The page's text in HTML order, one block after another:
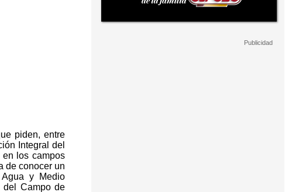
piden, entre
Integral del
en los campos
de conocer un
y Medio
del Campo de